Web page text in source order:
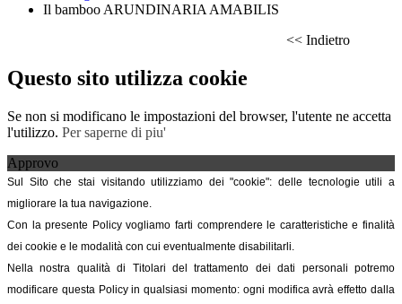
Il bamboo ARUNDINARIA AMABILIS
<< Indietro
Questo sito utilizza cookie
Se non si modificano le impostazioni del browser, l'utente ne accetta
l'utilizzo. Per saperne di piu'
Approvo
Sul Sito che stai visitando utilizziamo dei "cookie": delle tecnologie utili a
migliorare la tua navigazione.
Con la presente Policy vogliamo farti comprendere le caratteristiche e finalità
dei cookie e le modalità con cui eventualmente disabilitarli.
Nella nostra qualità di Titolari del trattamento dei dati personali potremo
modificare questa Policy in qualsiasi momento: ogni modifica avrà effetto dalla